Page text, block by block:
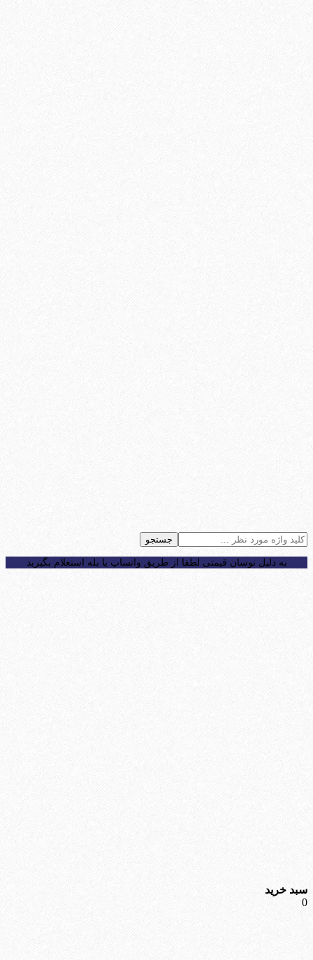
جستجو
به دلیل نوسان قیمتی لطفا از طریق واتساپ یا بله استعلام بگیرید
سبد خرید
0